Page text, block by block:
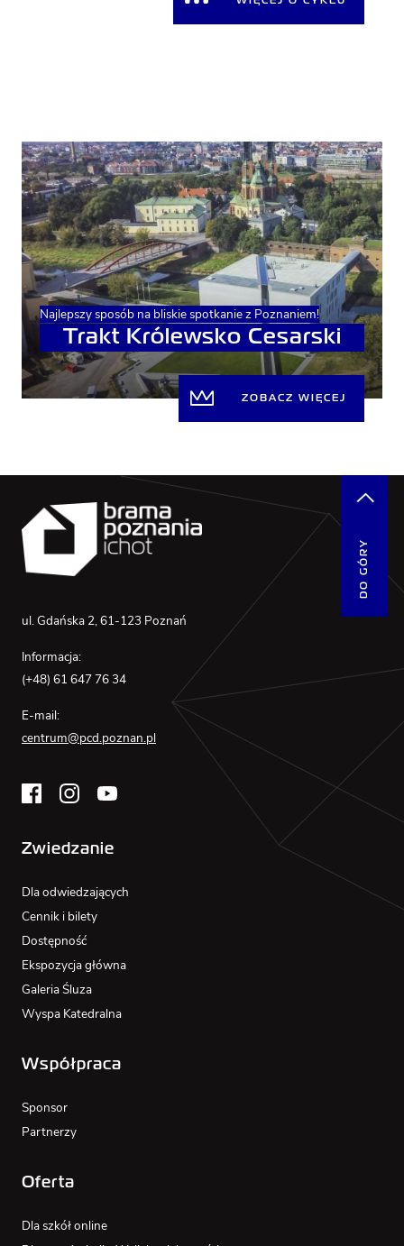
Najlepszy sposób na bliskie spotkanie z Poznaniem!
Trakt Królewsko Cesarski
ZOBACZ WIĘCEJ
ul. Gdańska 2, 61-123 Poznań
Informacja:
(+48) 61 647 76 34
E-mail:
centrum@pcd.poznan.pl
Zwiedzanie
Dla odwiedzających
Cennik i bilety
Dostępność
Ekspozycja główna
Galeria Śluza
Wyspa Katedralna
Współpraca
Sponsor
Partnerzy
Oferta
Dla szkół online
DO GÓRY